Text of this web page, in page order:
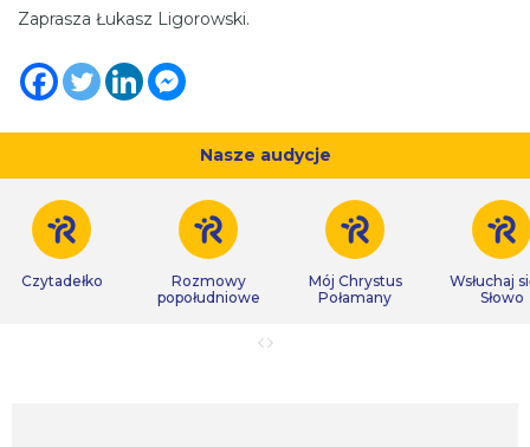
Zaprasza Łukasz Ligorowski.
Nasze audycje
Czytadełko
Rozmowy
popołudniowe
Mój Chrystus
Połamany
Wsłuchaj
Słowo